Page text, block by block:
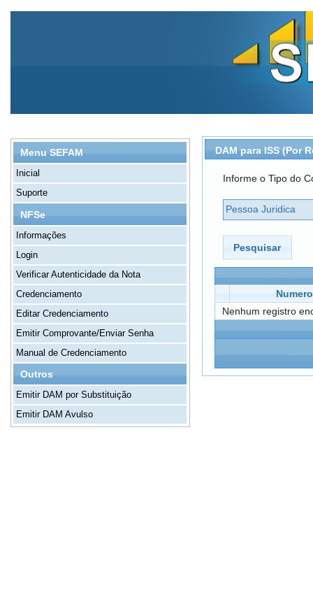
Menu SEFAM
Inicial
Suporte
NFSe
Informações
Login
Verificar Autenticidade da Nota
Credenciamento
Editar Credenciamento
Emitir Comprovante/Enviar Senha
Manual de Credenciamento
Outros
Emitir DAM por Substituição
Emitir DAM Avulso
DAM para ISS (Por
Informe o Tipo do
Pessoa Juridica
Pesquisar
Nenhum registro